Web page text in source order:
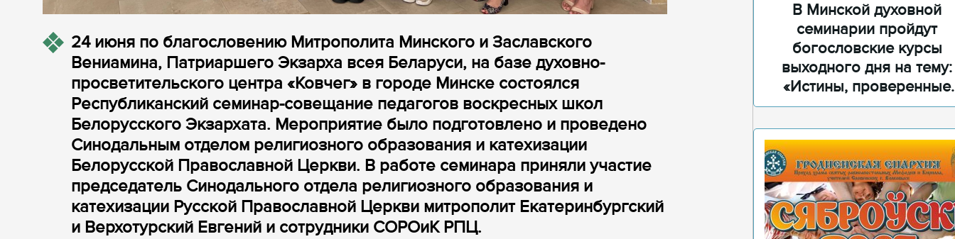
24 июня по благословению Митрополита Минского и Заславского
Вениамина, Патриаршего Экзарха всея Беларуси, на базе духовно-
просветительского центра «Ковчег» в городе Минске состоялся
Республиканский семинар-совещание педагогов воскресных школ
Белорусского Экзархата. Мероприятие было подготовлено и проведено
Синодальным отделом религиозного образования и катехизации
Белорусской Православной Церкви. В работе семинара приняли участие
председатель Синодального отдела религиозного образования и
катехизации Русской Православной Церкви митрополит Екатеринбургский
и Верхотурский Евгений и сотрудники СОРОиК РПЦ.
В Минской духовной
семинарии пройдут
богословские курсы
выходного дня на тему:
«Истины, проверенные
временем»